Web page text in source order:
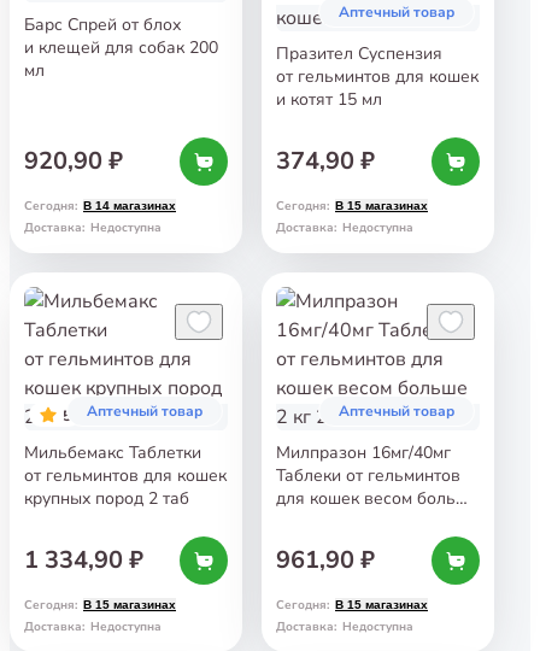
Барс Спрей от блох
и клещей для собак 200
мл
920,90 ₽
Сегодня: В 14 магазинах
Доставка: Недоступна
Аптечный товар
Празител Суспензия
от гельминтов для кошек
и котят 15 мл
374,90 ₽
Сегодня: В 15 магазинах
Доставка: Недоступна
5 Аптечный товар
Мильбемакс Таблетки
от гельминтов для кошек
крупных пород 2 таб
1 334,90 ₽
Сегодня: В 15 магазинах
Доставка: Недоступна
Аптечный товар
Милпразон 16мг/40мг
Таблеки от гельминтов
для кошек весом больше
961,90 ₽
Сегодня: В 15 магазинах
Доставка: Недоступна